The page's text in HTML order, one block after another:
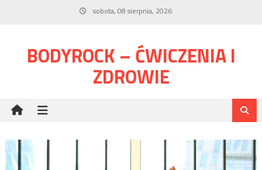
sobota, 08 sierpnia, 2026
BODYROCK – ĆWICZENIA I
ZDROWIE